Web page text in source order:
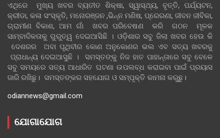
ଏଥିରେ ମୁଖ୍ୟ ଖବର ବ୍ୟତୀତ ଶିକ୍ଷା, ସ୍ୱାସ୍ଥ୍ୟ, ବୃତ୍ତି, ପର୍ଯ୍ୟଟନ,
କ୍ରୀଡା, କଳା ସଂସ୍କୃତି, ମନୋରଞ୍ଜନ ,ଭିନ୍ନ ମଣିଷ, ପ୍ରେରଣା, ଜୀବନ ଜୀବିକା,
ଗ୍ରାମୀଣ ବିକାଶ, ଆମ ଗାଁ ଖବର ପରିବେଷଣ କରି ଗଠନ ମୂଳକ
ସାମ୍ବାଦିକତାକୁ ଗୁରୁତ୍ୱ ଦେଇଆସିଛି । ଓଡ଼ିଶାର ସବୁ ଜିଲା ଖବର ହେଉ କି
ଦେଶରର ଅବା ପୃଥିବୀର କୋଣ ଅନୁକୋଣର ଭଲ ଏବ ସତ୍ୟ ଖବରକୁ
ପ୍ରାଧାନ୍ୟ ଦେଇଆସୁଛି । ସମସ୍ତଙ୍କୁ ନିଜ ହାତ ପାହାନ୍ତାରେ ସବୁ ବେଳେ
ସବୁ ସମୟରେ ସତ୍ୟ ଆଧାରିତ ଘଟଣା ଉପଲବ୍ଧ କରାଇବା ପାଇଁ ପ୍ରୟାସ
ଜାରି ରଖିଛୁ। ସମସ୍ତଙ୍କର ସହଯୋଗ ଓ ସମ୍ପୃକ୍ତି କାମନା କରୁଛୁ।
odiannews@gmail.com
ଯୋଗାଯୋଗ